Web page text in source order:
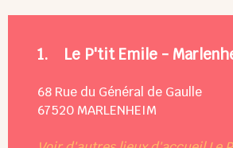
1. Le P'tit Emile -
68 Rue du Général de Gaulle
67520 MARLENHEIM